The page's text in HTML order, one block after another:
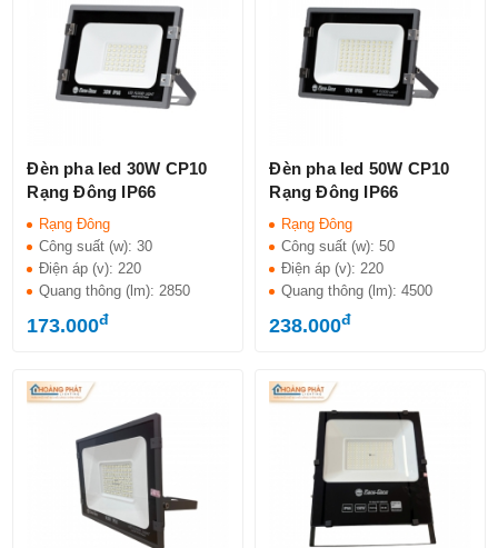
Đèn pha led 30W CP10
Rạng Đông IP66
Rạng Đông
Công suất (w):30
Điện áp (v): 220
Quang thông (lm): 2850
173.000đ
Đèn pha led 50W CP10
Rạng Đông IP66
Rạng Đông
Công suất (w):50
Điện áp (v): 220
Quang thông (lm):4500
238.000đ